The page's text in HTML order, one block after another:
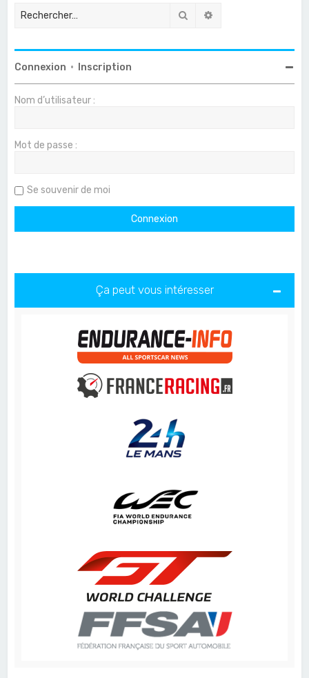
Rechercher
Connexion • Inscription
Nom d’utilisateur :
Mot de passe :
Se souvenir de moi
Ça peut vous intéresser